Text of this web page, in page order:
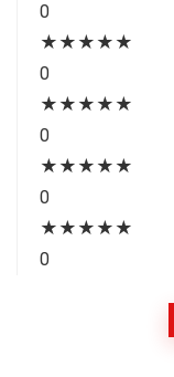
0
★ ★ ★ ★ ★
0
★ ★ ★ ★ ★
0
★ ★ ★ ★ ★
0
★ ★ ★ ★ ★
0